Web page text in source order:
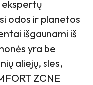
ekspertų
odos ir planetos
išgaunami iš
yra be
aliejų, sles,
ZONE